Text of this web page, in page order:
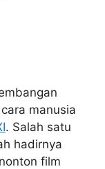
manusia
. Salah satu
hadirnya
film